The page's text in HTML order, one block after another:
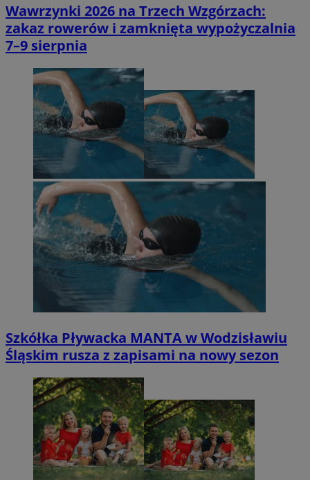
Wawrzynki 2026 na Trzech Wzgórzach:
zakaz rowerów i zamknięta wypożyczalnia
7–9 sierpnia
Szkółka Pływacka MANTA w Wodzisławiu
Śląskim rusza z zapisami na nowy sezon